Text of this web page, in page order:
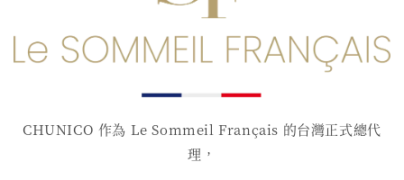
CHUNICO 作為 Le Sommeil Français 的台灣正式總代
理，